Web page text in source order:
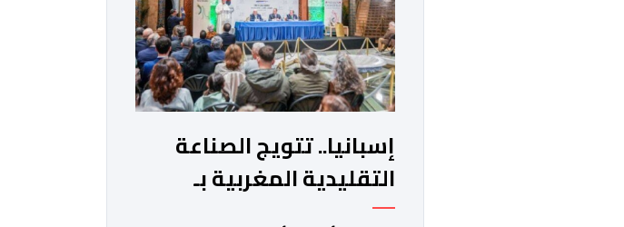
إسبانيا.. تتويج الصناعة
التقليدية المغربية بـ
"جائزة ديموفيلو"